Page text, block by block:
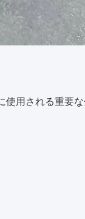
使用される重要